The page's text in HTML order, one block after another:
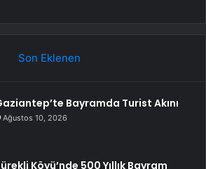
Son Eklenen
Bayramda Turist Akını
Ağustos 10, 2026
Köyü’nde 500 Yıllık Bayram